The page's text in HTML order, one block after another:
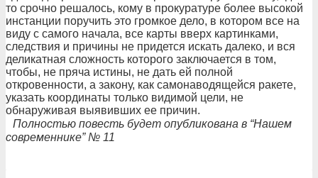
то срочно решалось, кому в прокуратуре более высокой
инстанции поручить это громкое дело, в котором все на
виду с самого начала, все карты вверх картинками,
следствия и причины не придется искать далеко, и вся
деликатная сложность которого заключается в том,
чтобы, не пряча истины, не дать ей полной
откровенности, а закону, как самонаводящейся ракете,
указать координаты только видимой цели, не
обнаруживая выявивших ее причин.
Полностью повесть будет опубликована в “Нашем
современнике” № 11